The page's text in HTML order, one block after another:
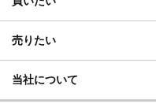
売りたい
当社について